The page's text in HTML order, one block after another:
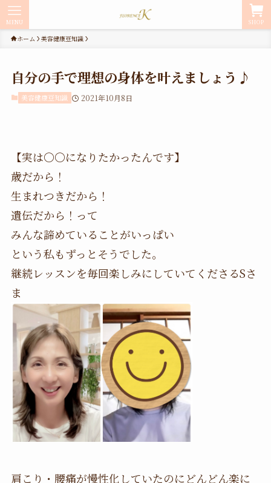
SHOP
MENU
ホーム 美容健康豆知識
自分の手で理想の身体を叶えましょう♪
美容健康豆知識 2021年10月8日
【実は〇〇になりたかったんです】
歳だから！
生まれつきだから！
遺伝だから！って
みんな諦めていることがいっぱい
という私もずっとそうでした。
継続レッスンを毎回楽しみにしていてくださるSさ
ま
肩こり・腰痛が慢性化していたのにどんどん楽に